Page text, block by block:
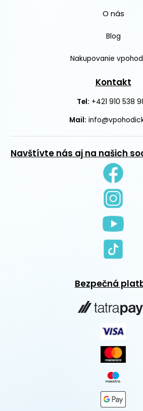
O nás
Blog
Nakupovanie
Kontakt
Tel: +421 910 538
Mail:
Navštívte nás aj na našich
Bezpečná